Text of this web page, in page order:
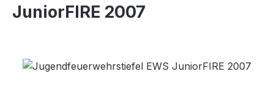
JuniorFIRE 2007